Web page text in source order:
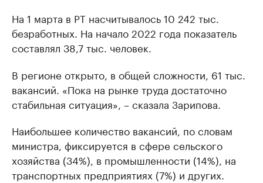
На 1 марта в РТ насчитывалось 10 242 тыс.
безработных. На начало 2022 года показатель
составлял 38,7 тыс. человек.
В регионе открыто, в общей сложности, 61 тыс.
вакансий. «Пока на рынке труда достаточно
стабильная ситуация», – сказала Зарипова.
Наибольшее количество вакансий, по словам
министра, фиксируется в сфере сельского
хозяйства (34%), в промышленности (14%), на
транспортных предприятиях (7%) и других.